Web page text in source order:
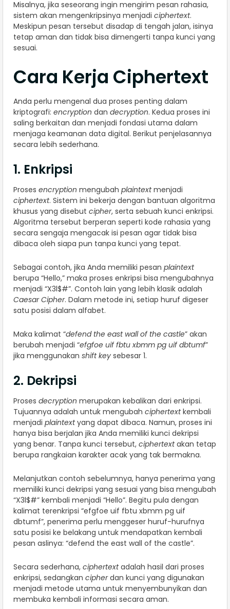
Misalnya, jika seseorang ingin mengirim pesan rahasia,
sistem akan mengenkripsinya menjadi ciphertext.
Meskipun pesan tersebut disadap di tengah jalan, isinya
tetap aman dan tidak bisa dimengerti tanpa kunci yang
sesuai.
Cara Kerja Ciphertext
Anda perlu mengenal dua proses penting dalam
kriptografi: encryption dan decryption. Kedua proses ini
saling berkaitan dan menjadi fondasi utama dalam
menjaga keamanan data digital. Berikut penjelasannya
secara lebih sederhana.
1. Enkripsi
Proses encryption mengubah plaintextmenjadi
ciphertext. Sistem ini bekerja dengan bantuan algoritma
khusus yang disebut cipher, serta sebuah kunci enkripsi.
Algoritma tersebut berperan seperti kode rahasia yang
secara sengaja mengacak isi pesan agar tidak bisa
dibaca oleh siapa pun tanpa kunci yang tepat.
Sebagai contoh, jika Anda memiliki pesan plaintext
berupa “Hello,” maka proses enkripsi bisa mengubahnya
menjadi “X3l$#”. Contoh lain yang lebih klasik adalah
Caesar Cipher. Dalam metode ini, setiap huruf digeser
satu posisi dalam alfabet.
Maka kalimat “defend the east wall of the castle” akan
berubah menjadi “efgfoe uif fbtu xbmm pg uif dbtumf”
jika menggunakan shift key sebesar 1.
2. Dekripsi
Proses decryption merupakan kebalikan dari enkripsi.
Tujuannya adalah untuk mengubah ciphertextkembali
menjadi plaintextyang dapat dibaca. Namun, proses ini
hanya bisa berjalan jika Anda memiliki kunci dekripsi
yang benar. Tanpa kunci tersebut, ciphertextakan tetap
berupa rangkaian karakter acak yang tak bermakna.
Melanjutkan contoh sebelumnya, hanya penerima yang
memiliki kunci dekripsi yang sesuai yang bisa mengubah
“X3l$#” kembali menjadi “Hello”. Begitu pula dengan
kalimat terenkripsi “efgfoe uif fbtu xbmm pg uif
dbtumf”, penerima perlu menggeser huruf-hurufnya
satu posisi ke belakang untuk mendapatkan kembali
pesan aslinya: “defend the east wall of the castle”.
Secara sederhana, ciphertextadalah hasil dari proses
enkripsi, sedangkan cipherdan kunci yang digunakan
menjadi metode utama untuk menyembunyikan dan
membuka kembali informasi secara aman.